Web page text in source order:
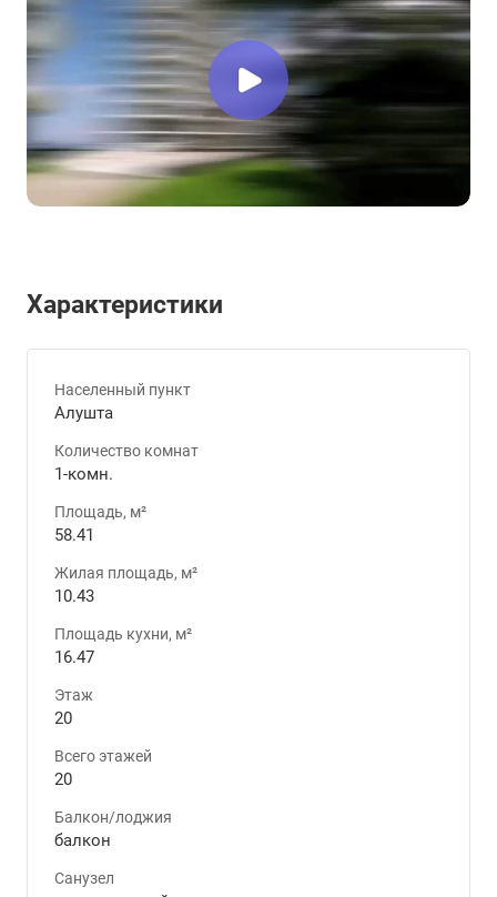
Характеристики
Населенный пункт
Алушта
Количество комнат
1-комн.
Площадь, м²
58.41
Жилая площадь, м²
10.43
Площадь кухни, м²
16.47
Этаж
20
Всего этажей
20
Балкон/лоджия
балкон
Санузел